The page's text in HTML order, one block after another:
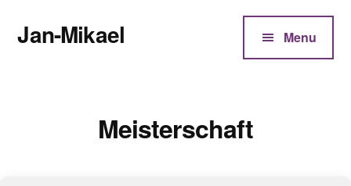
Inhalt
springen
menu
Jan-Mikael Menu
Meisterschaft